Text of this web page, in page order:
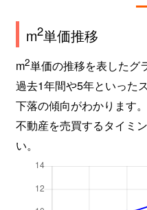
m2単価推移
m2単価の推移を表したグ
過去1年間や5年といった
下落の傾向がわかります。
不動産を売買するタイミ
い。